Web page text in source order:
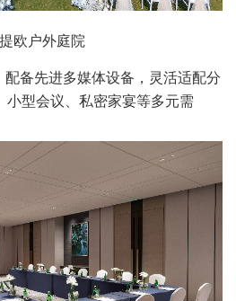
欧户外庭院
配备先进多媒体设备，灵活适配分
小型会议、私密家宴等多元需